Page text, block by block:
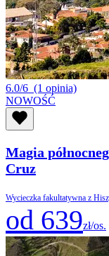
6.0/6 (1 opinia)
NOWOŚĆ
Magia
Cruz
Wycieczka fakultatywna z
od 639zł/os.